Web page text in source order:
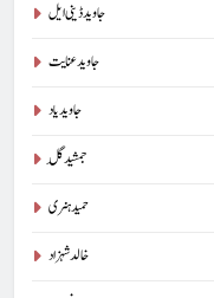
جاوید ڈینی ایل
جاوید عنایت
جاوید یاد
جمشید گِل
حمید ہنری
خالد شہزاد